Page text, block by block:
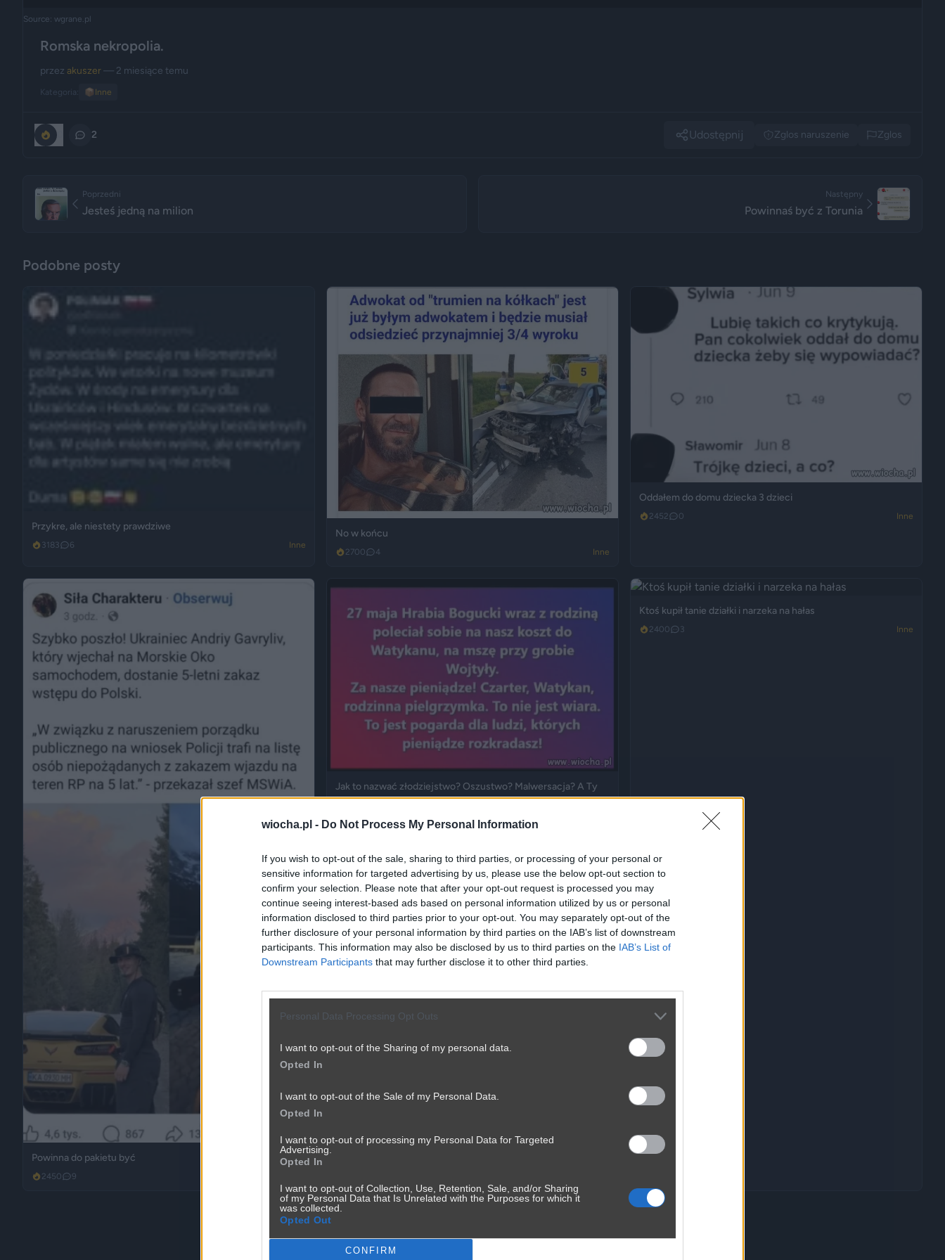
wiocha.pl - Do Not Process My Personal Information
If you wish to opt-out of the sale, sharing to third parties, or processing of your personal or
sensitive information for targeted advertising by us, please use the below opt-out section to
confirm your selection. Please note that after your opt-out request is processed you may
continue seeing interest-based ads based on personal information utilized by us or personal
information disclosed to third parties prior to your opt-out. You may separately opt-out of the
further disclosure of your personal information by third parties on the IAB’s list of downstream
participants. This information may also be disclosed by us to third parties on the IAB’s List of
Downstream Participants that may further disclose it to other third parties.
Personal Data Processing Opt Outs
I want to opt-out of the Sharing of my personal data.
Opted In
I want to opt-out of the Sale of my Personal Data.
Opted In
I want to opt-out of processing my Personal Data for Targeted
Advertising.
Opted In
I want to opt-out of Collection, Use, Retention, Sale, and/or Sharing
of my Personal Data that Is Unrelated with the Purposes for which it
was collected.
Opted Out
CONFIRM
Source: wgrane.pl
Romska nekropolia.
przez akuszer— 2 miesiące temu
Kategoria: 📦 Inne
2 Udostępnij Zglos naruszenie Zglos
Poprzedni
Jesteś jedną na milion
Następny
Powinnaś być z Torunia
Podobne posty
Przykre, ale niestety prawdziwe
3183 6 Inne
No w końcu
2700 4 Inne
Oddałem do domu dziecka 3 dzieci
2452 0 Inne
Powinna do pakietu być
2450 9
Jak to nazwać złodziejstwo? Oszustwo? Malwersacja? A Ty
jak...
2420
Ktoś kupił tanie działki i narzeka na hałas
2400 3 Inne